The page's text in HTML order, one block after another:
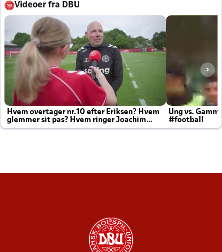
Videoer fra DBU
Hvem overtager nr.10 efter Eriksen? Hvem
glemmer sit pas? Hvem ringer Joachim
altid til efter kampe?
Ung vs.
#football